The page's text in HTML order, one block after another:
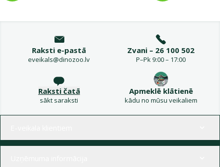
Raksti e-pastā
eveikals@dinozoo.lv
Zvani – 26 100 502
P–Pk 9:00 – 17:00
Raksti čatā
sākt saraksti
Apmeklē klātienē
kādu no mūsu veikaliem